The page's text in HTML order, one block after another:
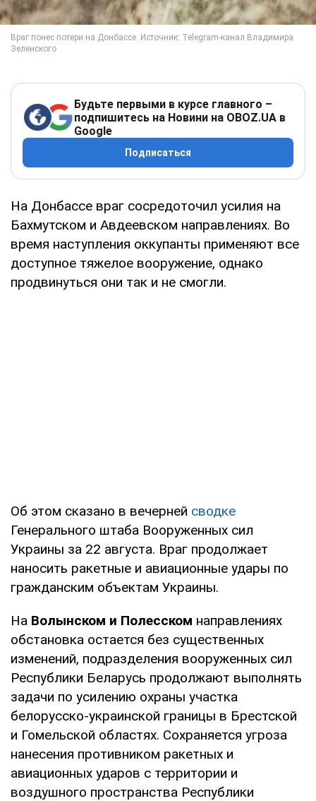
Будьте первыми в курсе главного –
подпишитесь на Новини на OBOZ.UA в
Google
Подписаться
На Донбассе враг сосредоточил усилия на
Бахмутском и Авдеевском направлениях. Во
время наступления оккупанты применяют все
доступное тяжелое вооружение, однако
продвинуться они так и не смогли.
Об этом сказано в вечерней сводке
Генерального штаба Вооруженных сил
Украины за 22 августа. Враг продолжает
наносить ракетные и авиационные удары по
гражданским объектам Украины.
На Волынском и Полесском направлениях
обстановка остается без существенных
изменений, подразделения вооруженных сил
Республики Беларусь продолжают выполнять
задачи по усилению охраны участка
белорусско-украинской границы в Брестской
и Гомельской областях. Сохраняется угроза
нанесения противником ракетных и
авиационных ударов с территории и
воздушного пространства Республики